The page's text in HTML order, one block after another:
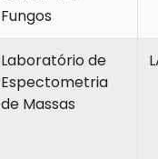
Fungos
Laboratório de
Espectometria
de Massas